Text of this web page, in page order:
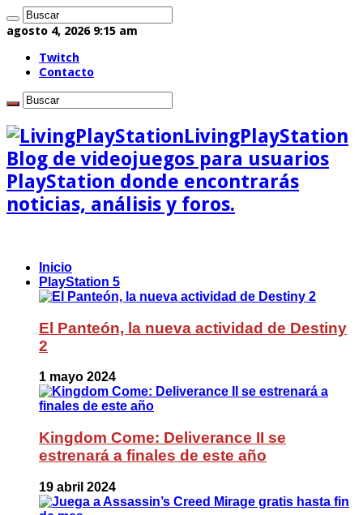
agosto 4, 2026 9:15 am
Twitch
Contacto
LivingPlayStation
Blog de videojuegos para usuarios
PlayStation donde encontrarás
noticias, análisis y foros.
Inicio
PlayStation 5
El Panteón, la nueva actividad de Destiny
2
1 mayo 2024
Kingdom Come: Deliverance II se
estrenará a finales de este año
19 abril 2024